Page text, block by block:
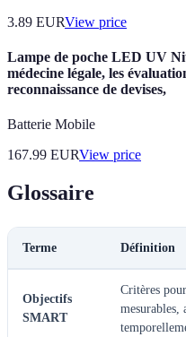
3.89 EURView price
Lampe de poche LED UV
médecine légale, les
reconnaissance de devises,
Batterie Mobile
167.99 EURView price
Glossaire
Terme Définition
Objectifs
SMART
Critères
mesurables,